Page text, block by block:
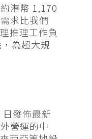
港幣 1,170
求比我們
推理工作負
為超大規
發佈最新
營運的中